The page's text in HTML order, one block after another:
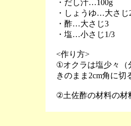
・だし汁…100g
・しょうゆ…大さじ
・酢…大さじ3
・塩…小さじ1/3
<作り方>
①オクラは塩少々（
きのまま2cm角に切
②土佐酢の材料の